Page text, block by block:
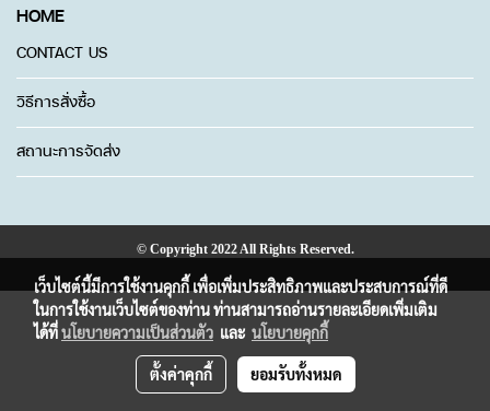
HOME
CONTACT US
วิธีการสั่งซื้อ
สถานะการจัดส่ง
© Copyright 2022 All Rights Reserved.
เว็บไซต์นี้มีการใช้งานคุกกี้ เพื่อเพิ่มประสิทธิภาพและประสบการณ์ที่ดี
ในการใช้งานเว็บไซต์ของท่าน ท่านสามารถอ่านรายละเอียดเพิ่มเติม
ได้ที่นโยบายความเป็นส่วนตัว และ นโยบายคุกกี้
ตั้งค่าคุกกี้ ยอมรับทั้งหมด